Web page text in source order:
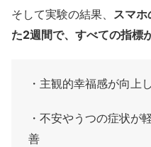
そして実験の結果、 スマホ
た2週間で、すべての指標
・主観的幸福感が向上
・不安やうつの症状が
善